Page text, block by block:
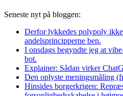
Seneste nyt på bloggen:
Derfor lykkedes polypoly
andelsprincipperne ben.
I onsdags begyndte jeg at
bot.
Explainer: Sådan virker
Den oplyste meningsmåling
Hinsides borgerkrigen: